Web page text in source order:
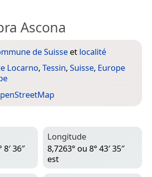
Ascona
de Suisse et localité
Locarno, Tessin, Suisse, Europe
36″
Longitude
8,7263° ou 8° 43′ 35″
est